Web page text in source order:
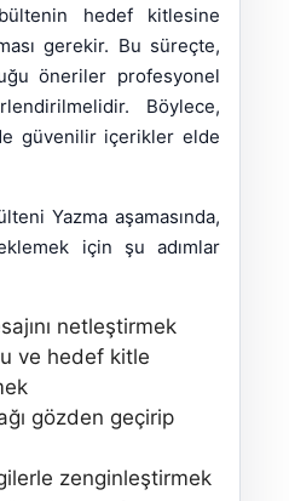
hedef kitlesine
gerekir. Bu süreçte,
öneriler profesyonel
Böylece,
güvenilir içerikler elde
Yazma aşamasında,
için şu adımlar
netleştirmek
ve hedef kitle
gözden geçirip
zenginleştirmek